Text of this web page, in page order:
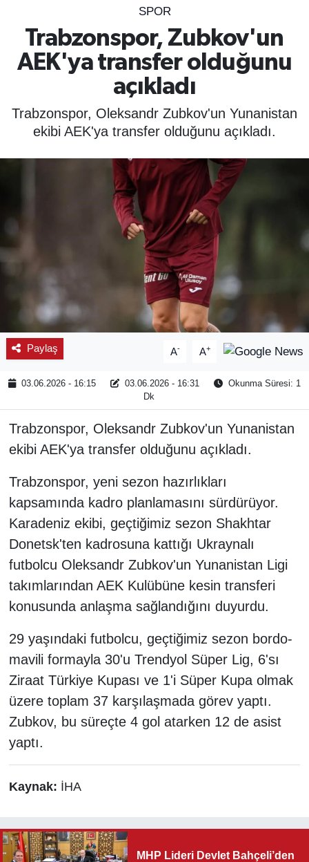
SPOR
Trabzonspor, Zubkov'un
AEK'ya transfer olduğunu
açıkladı
Trabzonspor, Oleksandr Zubkov'un Yunanistan
ekibi AEK'ya transfer olduğunu açıkladı.
Paylaş A- A+
03.06.2026 - 16:15 03.06.2026 - 16:31
Okunma Süresi: 1
Dk
Trabzonspor, Oleksandr Zubkov'un Yunanistan
ekibi AEK'ya transfer olduğunu açıkladı.
Trabzonspor, yeni sezon hazırlıkları
kapsamında kadro planlamasını sürdürüyor.
Karadeniz ekibi, geçtiğimiz sezon Shakhtar
Donetsk'ten kadrosuna kattığı Ukraynalı
futbolcu Oleksandr Zubkov'un Yunanistan Ligi
takımlarından AEK Kulübüne kesin transferi
konusunda anlaşma sağlandığını duyurdu.
29 yaşındaki futbolcu, geçtiğimiz sezon bordo-
mavili formayla 30'u Trendyol Süper Lig, 6'sı
Ziraat Türkiye Kupası ve 1'i Süper Kupa olmak
üzere toplam 37 karşılaşmada görev yaptı.
Zubkov, bu süreçte 4 gol atarken 12 de asist
yaptı.
Kaynak: İHA
MHP Lideri Devlet Bahçeli’den
ÇEVRE
BİLİM - TEKNOLOJİ
KÜLTÜR SANAT